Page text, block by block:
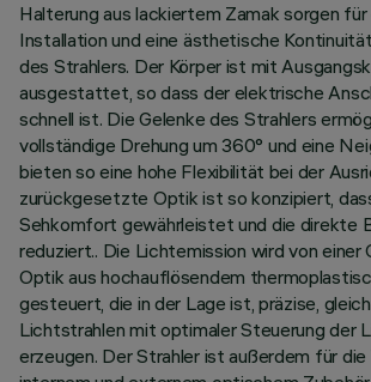
Halterung aus lackiertem Zamak sorgen für
Installation und eine ästhetische
des Strahlers. Der Körper ist mit
ausgestattet, so dass der elektrische
schnell ist. Die Gelenke des Strahlers
vollständige Drehung um 360° und eine
bieten so eine hohe Flexibilität bei der
zurückgesetzte Optik ist so konzipiert,
Sehkomfort gewährleistet und die direkte
reduziert.. Die Lichtemission wird von einer
Optik aus hochauflösendem
gesteuert, die in der Lage ist, präzise,
Lichtstrahlen mit optimaler Steuerung der
erzeugen. Der Strahler ist außerdem für